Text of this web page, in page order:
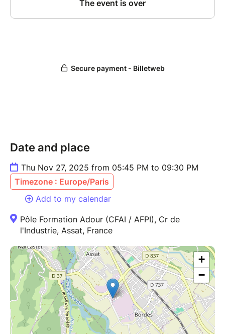
Date and place
Thu Nov 27, 2025 from 05:45 PM to 09:30 PM
Timezone : Europe/Paris
Add to my calendar
Pôle Formation Adour (CFAI / AFPI), Cr de
l'Industrie, Assat, France
+
−